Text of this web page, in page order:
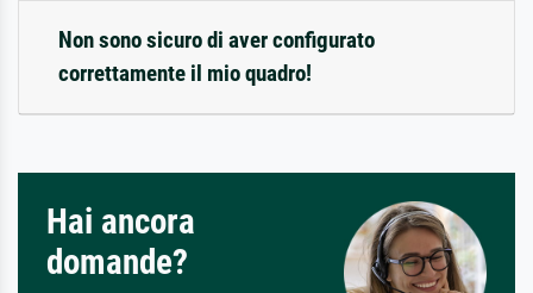
Non sono sicuro di aver configurato
correttamente il mio quadro!
Hai ancora
domande?